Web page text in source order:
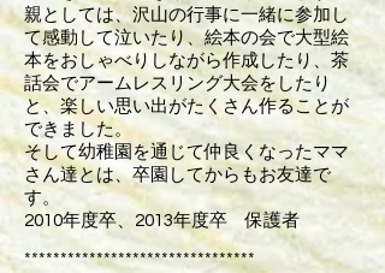
親としては、沢山の行事に一緒に参加し
て感動して泣いたり、絵本の会で大型絵
本をおしゃべりしながら作成したり、茶
話会でアームレスリング大会をしたり
と、楽しい思い出がたくさん作ることが
できました。
そして幼稚園を通じて仲良くなったママ
さん達とは、卒園してからもお友達で
す。
2010年度卒、2013年度卒 保護者
********************************